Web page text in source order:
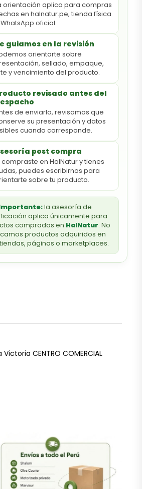
orientación aplica para compras
en halnatur.pe, tienda física
oficial.
guiamos en la revisión
orientarte sobre
sellado, empaque,
y vencimiento del producto.
revisado antes del
de enviarlo, revisamos que
su presentación y datos
cuando corresponde.
post compra
compraste en HalNatur y tienes
puedes escribirnos para
sobre tu producto.
la asesoría de
aplica únicamente para
comprados en HalNatur. No
productos adquiridos en
páginas o marketplaces.
CENTRO COMERCIAL